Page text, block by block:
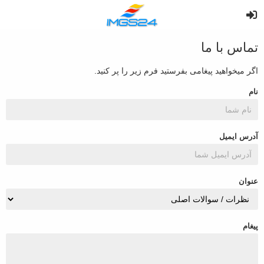
تماس با ما
اگر میخواهید پیغامی بفرستید فرم زیر را پر کنید.
نام
آدرس ایمیل
عنوان
پیغام